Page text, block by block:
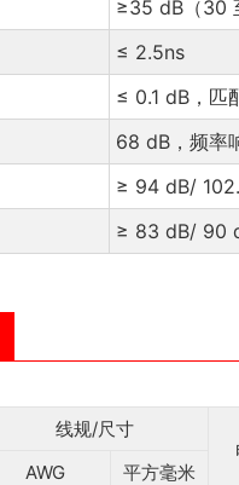
≥35 dB（30
≤ 2.5ns
≤ 0.1 dB，匹
68 dB，频率
≥ 94 dB/
≥ 83 dB/ 90
线规/尺寸
AWG
平方毫米